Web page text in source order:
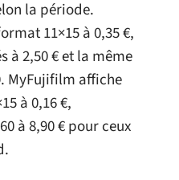
la période.
11×15 à 0,35 €,
à 2,50 € et la même
MyFujifilm affiche
à 0,16 €,
à 8,90 € pour ceux